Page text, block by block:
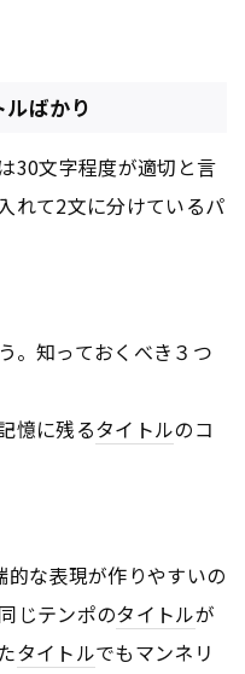
ルばかり
30文字程度が適切と言
れて2文に分けているパ
。知っておくべき３つ
憶に残るタイトルのコ
な表現が作りやすいの
じテンポのタイトルが
タイトルでもマンネリ